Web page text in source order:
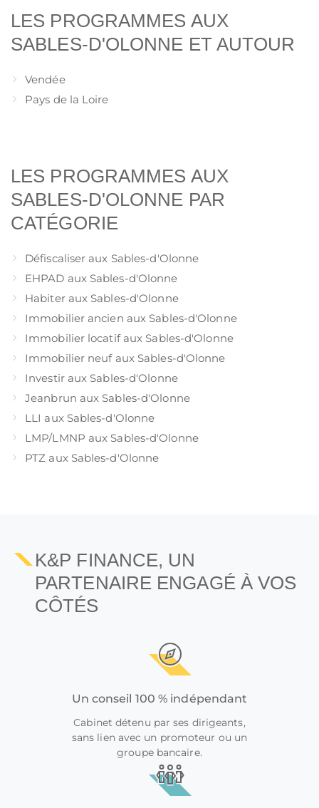
LES PROGRAMMES AUX
SABLES-D'OLONNE ET AUTOUR
Vendée
Pays de la Loire
LES PROGRAMMES AUX
SABLES-D'OLONNE PAR
CATÉGORIE
Défiscaliser aux Sables-d'Olonne
EHPAD aux Sables-d'Olonne
Habiter aux Sables-d'Olonne
Immobilier ancien aux Sables-d'Olonne
Immobilier locatif aux Sables-d'Olonne
Immobilier neuf aux Sables-d'Olonne
Investir aux Sables-d'Olonne
Jeanbrun aux Sables-d'Olonne
LLI aux Sables-d'Olonne
LMP/LMNP aux Sables-d'Olonne
PTZ aux Sables-d'Olonne
K&P FINANCE, UN
PARTENAIRE ENGAGÉ À VOS
CÔTÉS
Un conseil 100 % indépendant
Cabinet détenu par ses dirigeants,
sans lien avec un promoteur ou un
groupe bancaire.